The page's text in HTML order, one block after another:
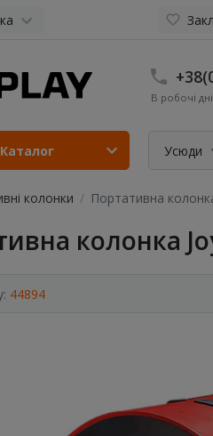
В робочі дні
Усюди
Каталог
колонки Портативна
колонка
44894